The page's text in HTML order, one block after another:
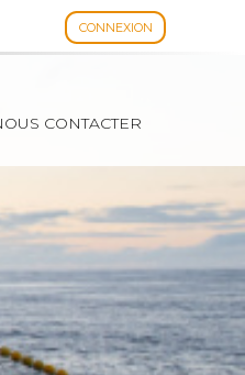
CONNEXION
CONTACTER